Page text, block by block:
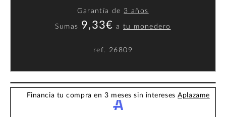
Garantía de 3 años
Sumas 9,33€ atu monedero
ref. 26809
Financia tu compra en 3 meses sin interesesAplazame